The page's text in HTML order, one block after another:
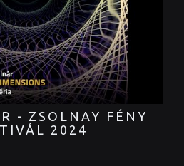
- ZSOLNAY FÉNY
2024